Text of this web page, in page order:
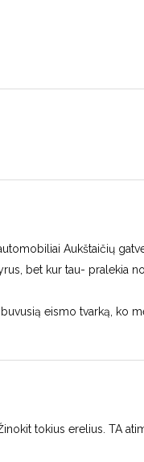
Aukštaičių
bet kur tau- pralekia
eismo tvarką, ko
tokius erelius. TA